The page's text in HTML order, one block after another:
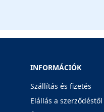
INFORMÁCIÓK
Szállítás és fizetés
Elállás a szerződéstől